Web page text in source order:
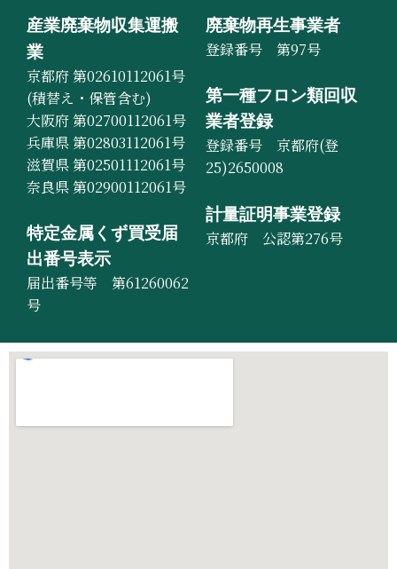
産業廃棄物収集運搬
業
京都府 第02610112061号
(積替え・保管含む)
大阪府 第02700112061号
兵庫県 第02803112061号
滋賀県 第02501112061号
奈良県 第02900112061号
特定金属くず買受届
出番号表示
届出番号等 第61260062
号
廃棄物再生事業者
登録番号 第97号
第一種フロン類回収
業者登録
登録番号 京都府(登
25)2650008
計量証明事業登録
京都府 公認第276号